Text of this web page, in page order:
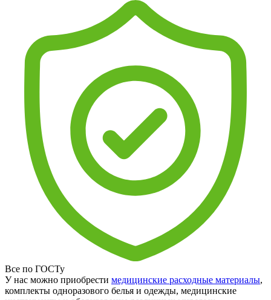
Все по ГОСТу
У нас можно приобрести медицинские расходные материалы,
комплекты одноразового белья и одежды, медицинские